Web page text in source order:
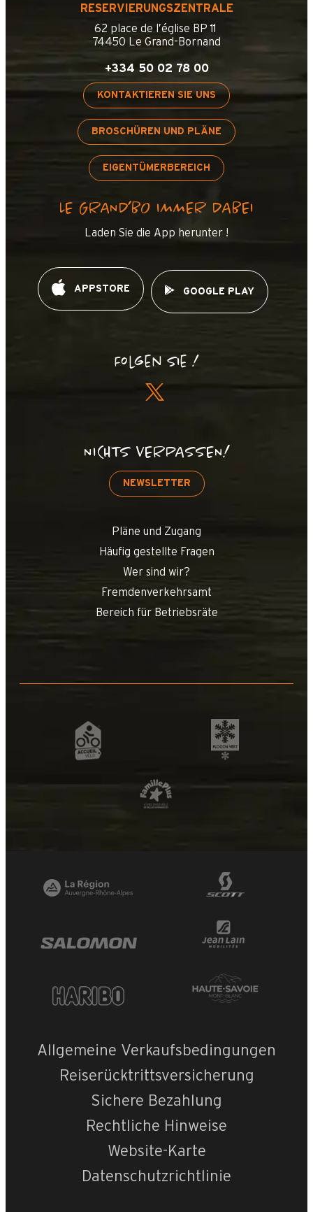
RESERVIERUNGSZENTRALE
62 place de l’église BP 11
74450 Le Grand-Bornand
+334 50 02 78 00
KONTAKTIEREN SIE UNS
BROSCHÜREN UND PLÄNE
EIGENTÜMERBEREICH
LE GRAND’BO IMMER DABEI
Laden Sie die App herunter !
APPSTORE GOOGLE PLAY
Folgen Sie !
NICHTS VERPASSEN!
NEWSLETTER
Pläne und Zugang
Häufig gestellte Fragen
Wer sind wir?
Fremdenverkehrsamt
Bereich für Betriebsräte
Allgemeine Verkaufsbedingungen
Reiserücktrittsversicherung
Sichere Bezahlung
Rechtliche Hinweise
Website-Karte
Datenschutzrichtlinie